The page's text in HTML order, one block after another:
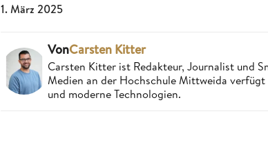
1. März 2025
VonCarsten Kitter
Carsten Kitter ist Redakteur, Journalist und
Medien an der Hochschule Mittweida
und moderne Technologien.